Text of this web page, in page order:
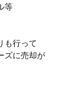
等
も行って
ズに売却が